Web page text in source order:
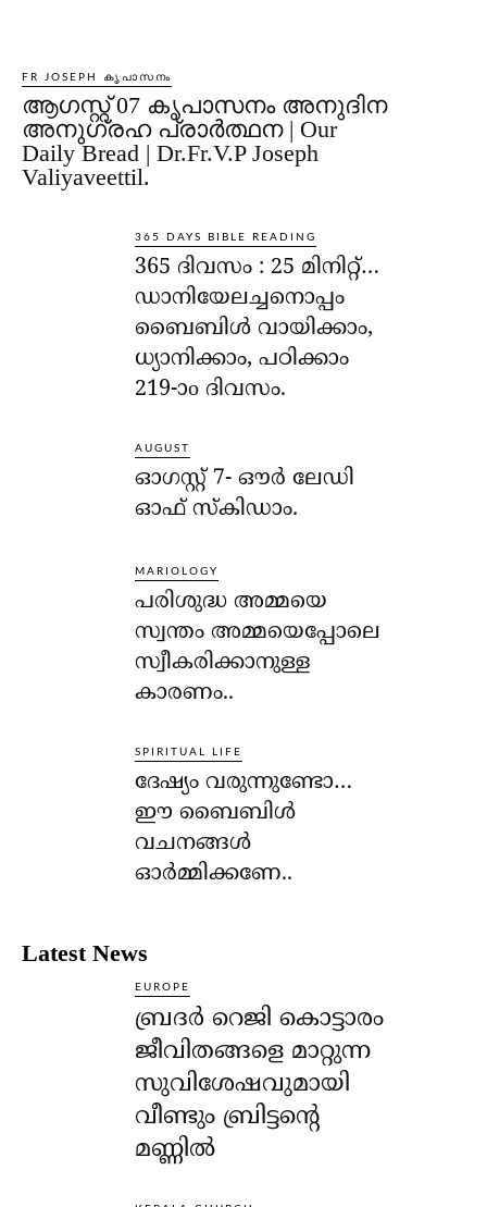
FR JOSEPH കൃപാസനം
ആഗസ്റ്റ് 07 കൃപാസനം അനുദിന
അനുഗ്രഹ പ്രാർത്ഥന | Our
Daily Bread | Dr.Fr.V.P Joseph
Valiyaveettil.
365 DAYS BIBLE READING
365 ദിവസം : 25 മിനിറ്റ്…
ഡാനിയേലച്ചനൊപ്പം
ബൈബിൾ വായിക്കാം,
ധ്യാനിക്കാം, പഠിക്കാം
219-ാo ദിവസം.
AUGUST
ഓഗസ്റ്റ് 7- ഔര്‍ ലേഡി
ഓഫ് സ്‌കിഡാം.
MARIOLOGY
പരിശുദ്ധ അമ്മയെ
സ്വന്തം അമ്മയെപ്പോലെ
സ്വീകരിക്കാനുള്ള
കാരണം..
SPIRITUAL LIFE
ദേഷ്യം വരുന്നുണ്ടോ…
ഈ ബൈബിള്‍
വചനങ്ങള്‍
ഓര്‍മ്മിക്കണേ..
Latest News
EUROPE
ബ്രദർ റെജി കൊട്ടാരം
ജീവിതങ്ങളെ മാറ്റുന്ന
സുവിശേഷവുമായി
വീണ്ടും ബ്രിട്ടന്റെ
മണ്ണിൽ